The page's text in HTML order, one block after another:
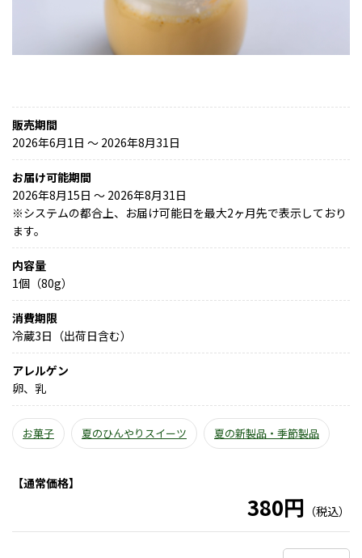
販売期間
2026年6月1日 〜 2026年8月31日
お届け可能期間
2026年8月15日 ～ 2026年8月31日
※システムの都合上、お届け可能日を最大2ヶ月先で表示しており
ます。
内容量
1個（80g）
消費期限
冷蔵3日（出荷日含む）
アレルゲン
卵、乳
お菓子 夏のひんやりスイーツ 夏の新製品・季節製品
【通常価格】
380円 （税込）